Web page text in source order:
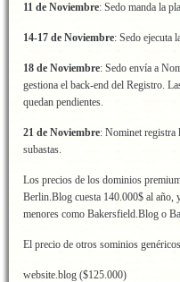
11 de Noviembre: Sedo manda la
14-17 de Noviembre: Sedo ejecuta
18 de Noviembre: Sedo envía a
gestiona el back-end del Registro.
quedan pendientes.
21 de Noviembre: Nominet registra
subastas.
Los precios de los dominios
Berlin.Blog cuesta 140.000$ al año,
menores como Bakersfield.Blog o
El precio de otros sominios
website.blog ($125.000)